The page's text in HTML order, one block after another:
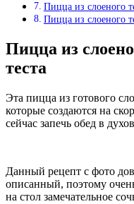
Пицца из слоеного
Пицца из слоеного
Пицца из
теста
Эта пицца из готового
которые создаются на
сейчас запечь обед в
Данный рецепт с фото
описанный, поэтому
на стол замечательное